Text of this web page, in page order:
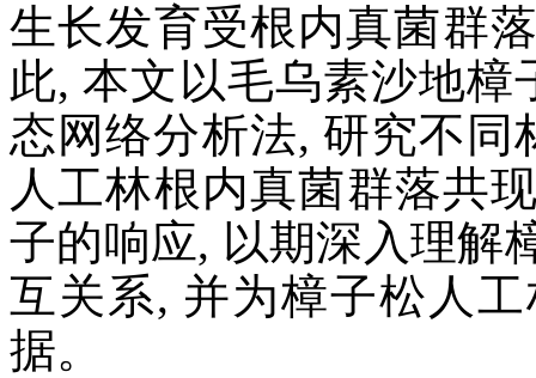
生长发育受根内真菌群
此, 本文以毛乌素沙地
态网络分析法, 研究不
人工林根内真菌群落共
子的响应, 以期深入理解
互关系, 并为樟子松人
据。